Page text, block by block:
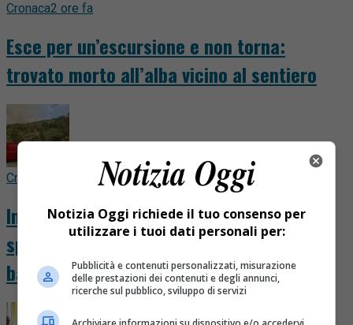
Cronaca2 ore fa
Esce per un’escursione e non torna:
trovato morto all’alba vicino al sentiero
Cronaca
Incendio in alta Valsessera, il fronte si
sposta verso il Cavallero: salvi rifugi e
baite
Notizia Oggi richiede il tuo consenso per
utilizzare i tuoi dati personali per:
Pubblicità e contenuti personalizzati, misurazione
delle prestazioni dei contenuti e degli annunci,
ricerche sul pubblico, sviluppo di servizi